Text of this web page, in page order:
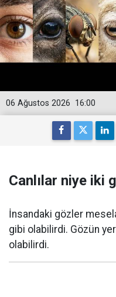
16:00
06 Ağustos 2026
Canlılar niye iki
İnsandaki gözler
gibi olabilirdi. Gözün
olabilirdi.